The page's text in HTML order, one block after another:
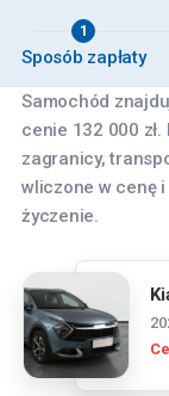
1
Sposób zapłaty
Samochód
cenie 132 000
zagranicy,
wliczone w cenę
życzenie.